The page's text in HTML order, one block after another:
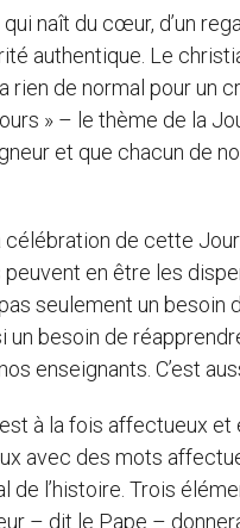
naît du cœur, d’un
authentique. Le
rien de normal pour
» – le thème de la
et que chacun de
de cette
en être les
seulement un
besoin de
enseignants. C’est
à la fois affectueux
avec des mots
de l’histoire. Trois
– dit le Pape –